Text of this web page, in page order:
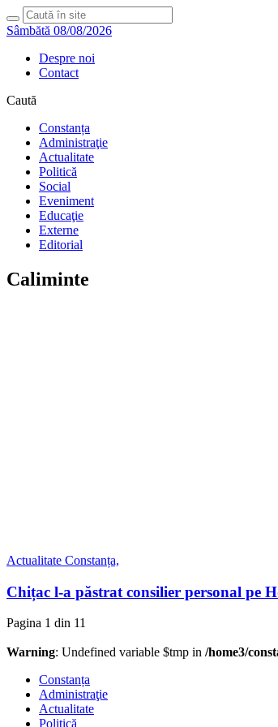
Sâmbătă 08/08/2026
Despre noi
Contact
Caută
Constanța
Administraţie
Actualitate
Politică
Social
Eveniment
Educaţie
Externe
Editorial
Caliminte
Actualitate Constanța,
Chițac l-a păstrat consilier personal pe
Pagina 1 din 11
Warning: Undefined variable $tmp in /home3/
Constanța
Administraţie
Actualitate
Politică